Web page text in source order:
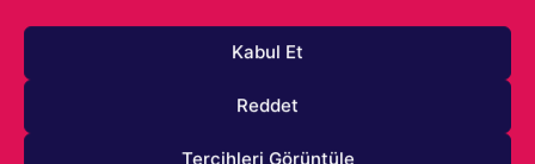
Kabul Et
Reddet
Tercihleri Görüntüle
robotik diyalogları gerçekten sırıtıyor. Star Wars Jedi:
Survivor’ın muhteşem bir biçimde tasarlanmış dünyasına
hakaret ediyorlar.
karakterlerimizden bahsetmiyorum
gerçekten oyunda çok önemli bir yere sahip ve gereken